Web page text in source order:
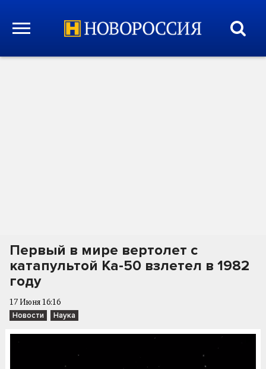
Первый в мире вертолет с
катапультой Ка-50 взлетел в 1982
году
17 Июня 16:16
Новости Наука